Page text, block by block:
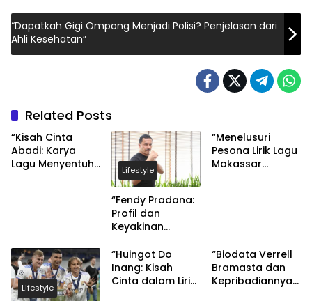
“Dapatkah Gigi Ompong Menjadi Polisi? Penjelasan dari
Ahli Kesehatan”
Related Posts
“Kisah Cinta
Abadi: Karya
Lagu Menyentuh
Lifestyle
“Fendy Pradana:
Profil dan
Keyakinan
“Menelusuri
Pesona Lirik Lagu
Makassar
Lifestyle
“Huingot Do
Inang: Kisah
Cinta dalam Lirik
“Biodata Verrell
Bramasta dan
Kepribadiannya